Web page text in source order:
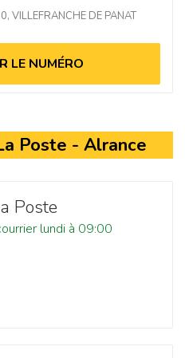
VILLEFRANCHE DE PANAT
LE NUMÉRO
Poste - Alrance
Poste
lundi à 09:00